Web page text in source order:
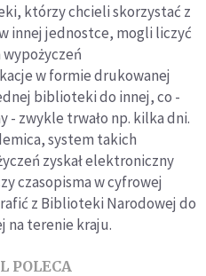
którzy chcieli skorzystać z
innej jednostce, mogli liczyć
w formie drukowanej
biblioteki do innej, co -
- zwykle trwało np. kilka dni.
system takich
zyskał elektroniczny
czasopisma w cyfrowej
z Biblioteki Narodowej do
na terenie kraju.
POLECA